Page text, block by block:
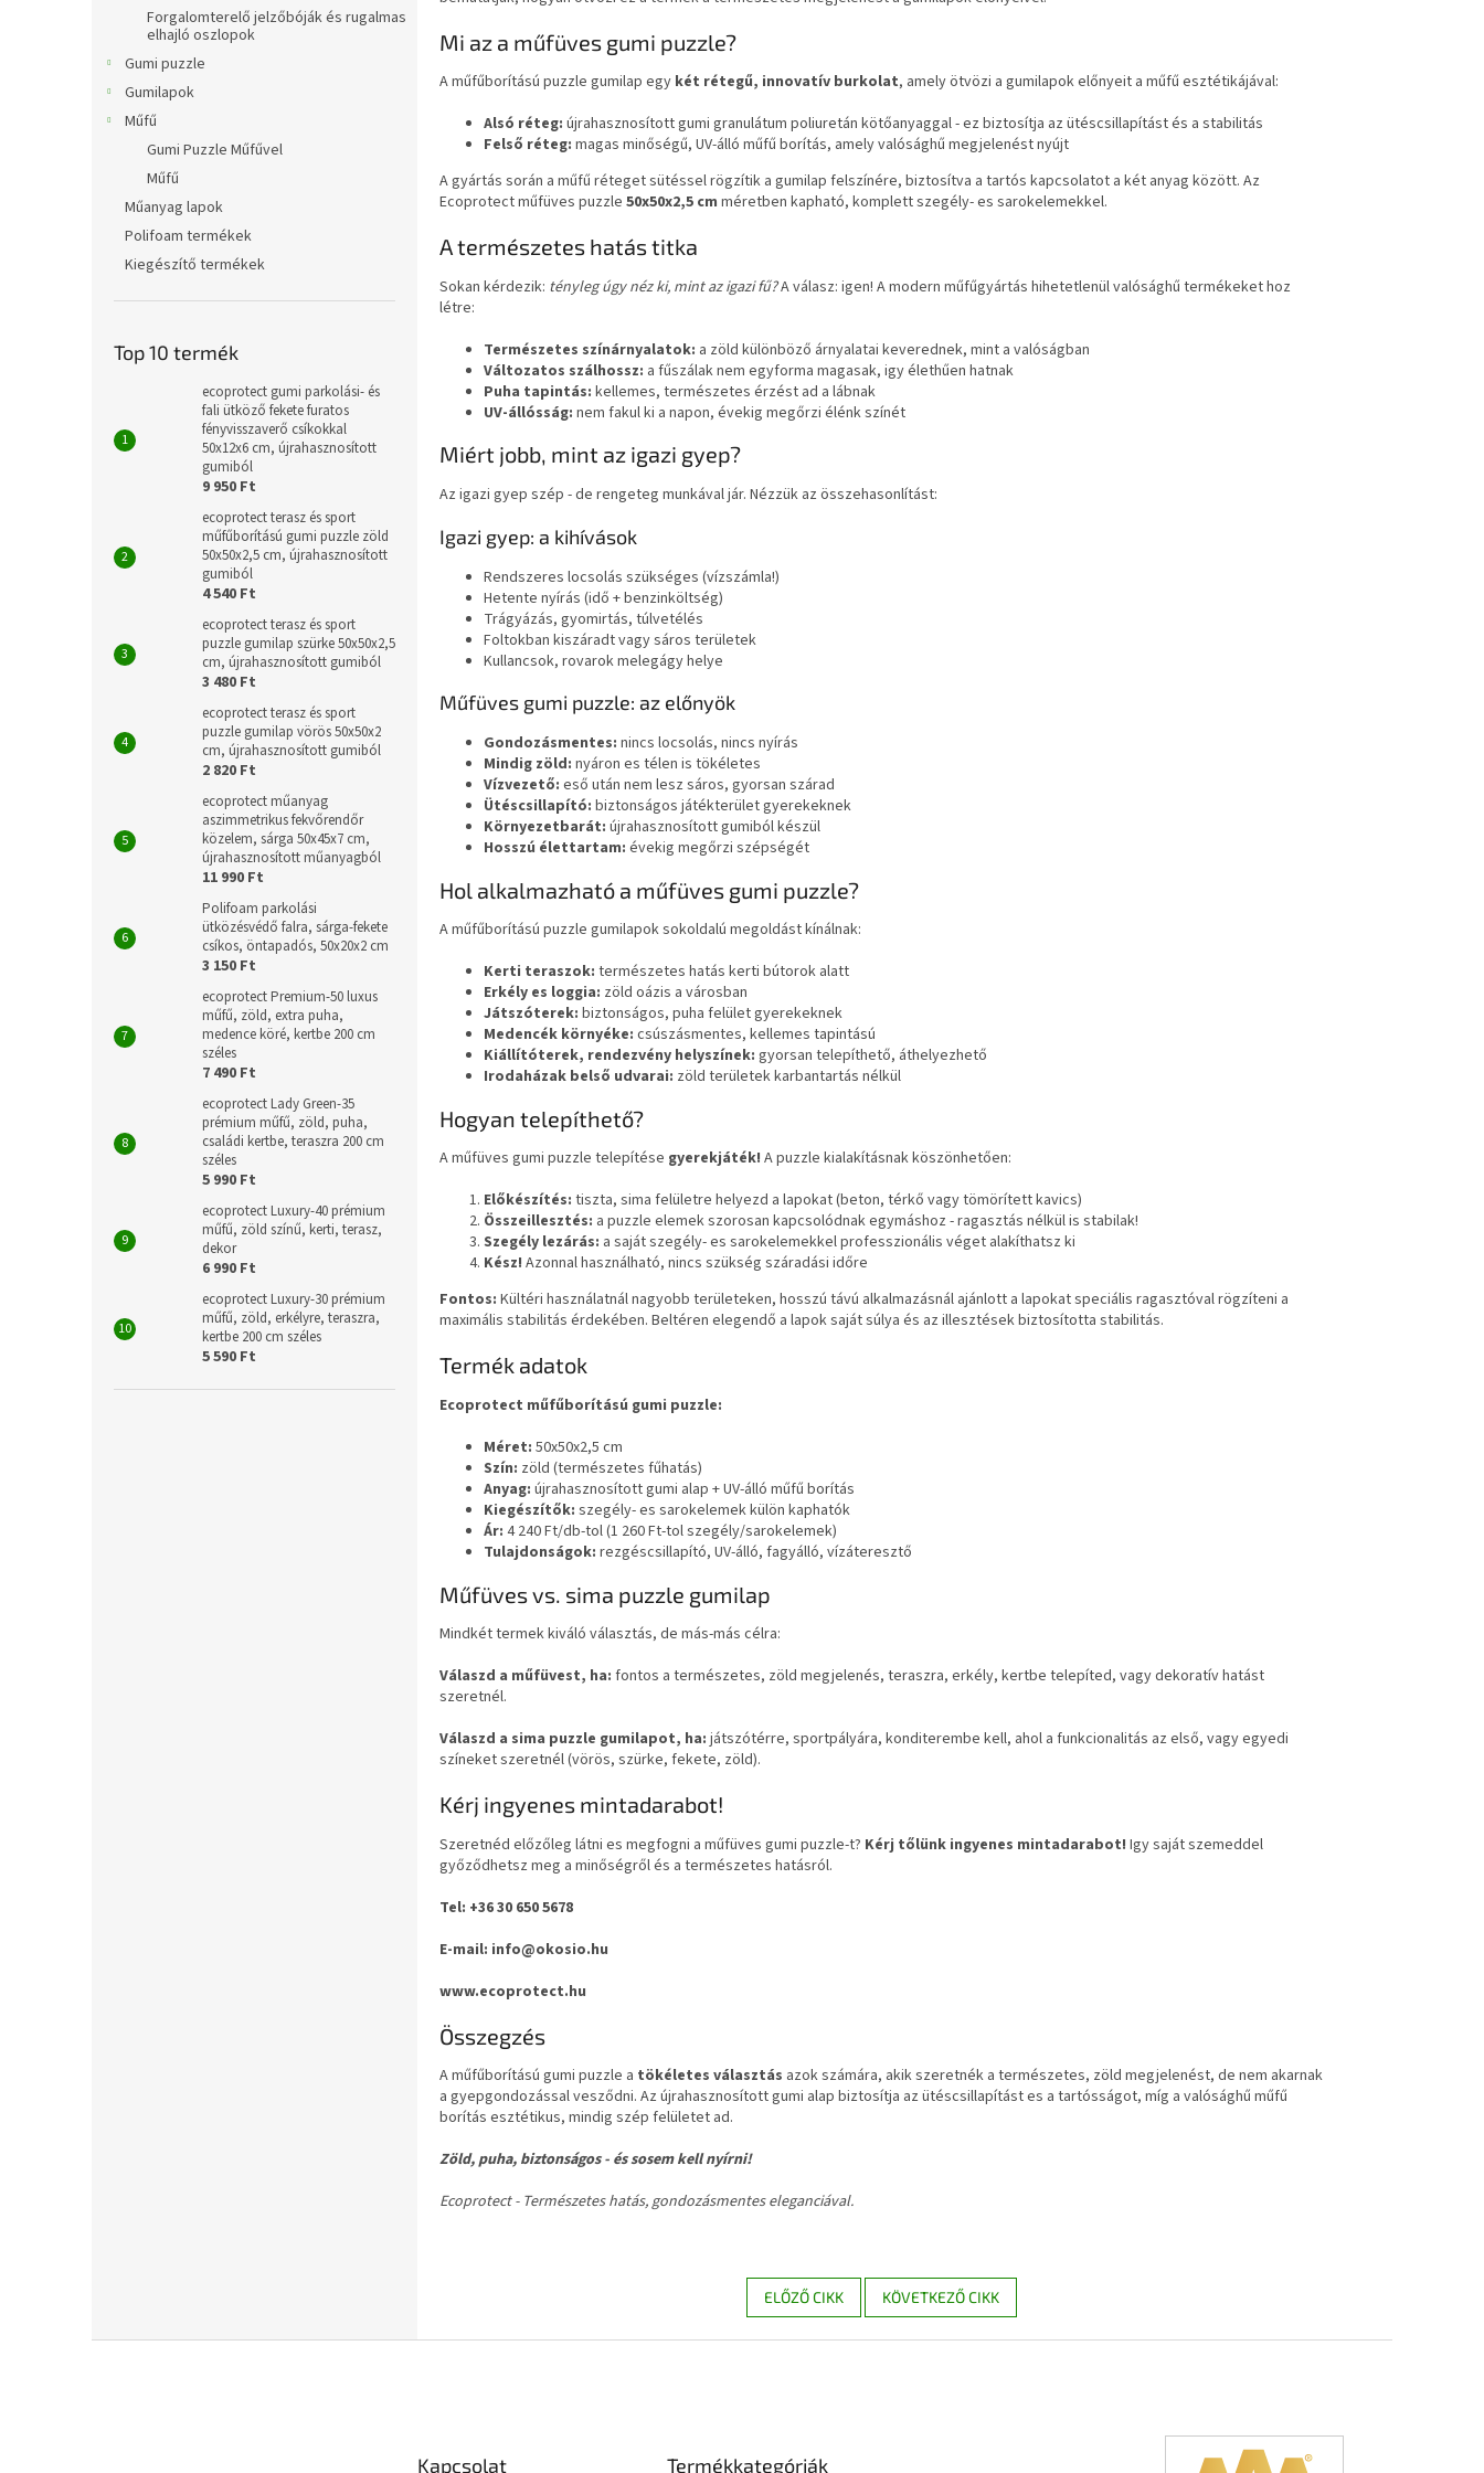
Forgalomterelő jelzőbóják és rugalmas
elhajló oszlopok
Gumi puzzle
Gumilapok
Műfű
Gumi Puzzle Műfűvel
Műfű
Műanyag lapok
Polifoam termékek
Kiegészítő termékek
Top 10 termék
ecoprotect gumi parkolási- és
fali ütköző fekete furatos
fényvisszaverő csíkokkal
50x12x6 cm, újrahasznosított
gumiból
9 950 Ft
ecoprotect terasz és sport
műfűborítású gumi puzzle zöld
50x50x2,5 cm, újrahasznosított
gumiból
4 540 Ft
ecoprotect terasz és sport
puzzle gumilap szürke 50x50x2,5
cm, újrahasznosított gumiból
3 480 Ft
ecoprotect terasz és sport
puzzle gumilap vörös 50x50x2
cm, újrahasznosított gumiból
2 820 Ft
ecoprotect műanyag
aszimmetrikus fekvőrendőr
közelem, sárga 50x45x7 cm,
újrahasznosított műanyagból
11 990 Ft
Polifoam parkolási
ütközésvédő falra, sárga-fekete
csíkos, öntapadós, 50x20x2 cm
3 150 Ft
ecoprotect Premium-50 luxus
műfű, zöld, extra puha,
medence köré, kertbe 200 cm
széles
7 490 Ft
ecoprotect Lady Green-35
prémium műfű, zöld, puha,
családi kertbe, teraszra 200 cm
széles
5 990 Ft
ecoprotect Luxury-40 prémium
műfű, zöld színű, kerti, terasz,
dekor
6 990 Ft
ecoprotect Luxury-30 prémium
műfű, zöld, erkélyre, teraszra,
kertbe 200 cm széles
5 590 Ft
Mi az a műfüves gumi puzzle?
A műfűborítású puzzle gumilap egy két rétegű, innovatív burkolat, amely ötvözi a gumilapok előnyeit a műfű esztétikájával:
Alsó réteg: újrahasznosított gumi granulátum poliuretán kötőanyaggal - ez biztosítja az ütéscsillapítást és a stabilitás
Felső réteg: magas minőségű, UV-álló műfű borítás, amely valósághű megjelenést nyújt
A gyártás során a műfű réteget sütéssel rögzítik a gumilap felszínére, biztosítva a tartós kapcsolatot a két anyag között. Az
Ecoprotect műfüves puzzle 50x50x2,5 cm méretben kapható, komplett szegély- es sarokelemekkel.
A természetes hatás titka
Sokan kérdezik: tényleg úgy néz ki, mint az igazi fű?A válasz: igen! A modern műfűgyártás hihetetlenül valósághű termékeket hoz
létre:
Természetes színárnyalatok: a zöld különböző árnyalatai keverednek, mint a valóságban
Változatos szálhossz: a fűszálak nem egyforma magasak, igy élethűen hatnak
Puha tapintás: kellemes, természetes érzést ad a lábnak
UV-állósság: nem fakul ki a napon, évekig megőrzi élénk színét
Miért jobb, mint az igazi gyep?
Az igazi gyep szép - de rengeteg munkával jár. Nézzük az összehasonlítást:
Igazi gyep: a kihívások
Rendszeres locsolás szükséges (vízszámla!)
Hetente nyírás (idő + benzinköltség)
Trágyázás, gyomirtás, túlvetélés
Foltokban kiszáradt vagy sáros területek
Kullancsok, rovarok melegágy helye
Műfüves gumi puzzle: az előnyök
Gondozásmentes: nincs locsolás, nincs nyírás
Mindig zöld: nyáron es télen is tökéletes
Vízvezető: eső után nem lesz sáros, gyorsan szárad
Ütéscsillapító: biztonságos játékterület gyerekeknek
Környezetbarát: újrahasznosított gumiból készül
Hosszú élettartam: évekig megőrzi szépségét
Hol alkalmazható a műfüves gumi puzzle?
A műfűborítású puzzle gumilapok sokoldalú megoldást kínálnak:
Kerti teraszok: természetes hatás kerti bútorok alatt
Erkély es loggia: zöld oázis a városban
Játszóterek: biztonságos, puha felület gyerekeknek
Medencék környéke: csúszásmentes, kellemes tapintású
Kiállítóterek, rendezvény helyszínek: gyorsan telepíthető, áthelyezhető
Irodaházak belső udvarai: zöld területek karbantartás nélkül
Hogyan telepíthető?
A műfüves gumi puzzle telepítése gyerekjáték! A puzzle kialakításnak köszönhetően:
Előkészítés: tiszta, sima felületre helyezd a lapokat (beton, térkő vagy tömörített kavics)
Összeillesztés: a puzzle elemek szorosan kapcsolódnak egymáshoz - ragasztás nélkül is stabilak!
Szegély lezárás: a saját szegély- es sarokelemekkel professzionális véget alakíthatsz ki
Kész! Azonnal használható, nincs szükség száradási időre
Fontos: Kültéri használatnál nagyobb területeken, hosszú távú alkalmazásnál ajánlott a lapokat speciális ragasztóval rögzíteni a
maximális stabilitás érdekében. Beltéren elegendő a lapok saját súlya és az illesztések biztosította stabilitás.
Termék adatok
Ecoprotect műfűborítású gumi puzzle:
Méret: 50x50x2,5 cm
Szín: zöld (természetes fűhatás)
Anyag: újrahasznosított gumi alap + UV-álló műfű borítás
Kiegészítők: szegély- es sarokelemek külön kaphatók
Ár: 4 240 Ft/db-tol (1 260 Ft-tol szegély/sarokelemek)
Tulajdonságok: rezgéscsillapító, UV-álló, fagyálló, vízáteresztő
Műfüves vs. sima puzzle gumilap
Mindkét termek kiváló választás, de más-más célra:
Válaszd a műfüvest, ha: fontos a természetes, zöld megjelenés, teraszra, erkély, kertbe telepíted, vagy dekoratív hatást
szeretnél.
Válaszd a sima puzzle gumilapot, ha: játszótérre, sportpályára, konditerembe kell, ahol a funkcionalitás az első, vagy egyedi
színeket szeretnél (vörös, szürke, fekete, zöld).
Kérj ingyenes mintadarabot!
Szeretnéd előzőleg látni es megfogni a műfüves gumi puzzle-t? Kérj tőlünk ingyenes mintadarabot! Igy saját szemeddel
győződhetsz meg a minőségről és a természetes hatásról.
Tel: +36 30 650 5678
E-mail: info@okosio.hu
www.ecoprotect.hu
Összegzés
A műfűborítású gumi puzzle a tökéletes választás azok számára, akik szeretnék a természetes, zöld megjelenést, de nem akarnak
a gyepgondozással vesződni. Az újrahasznosított gumi alap biztosítja az ütéscsillapítást es a tartósságot, míg a valósághű műfű
borítás esztétikus, mindig szép felületet ad.
Zöld, puha, biztonságos - és sosem kell nyírni!
Ecoprotect - Természetes hatás, gondozásmentes eleganciával.
ELŐZŐ CIKK KÖVETKEZŐ CIKK
Kapcsolat Termékkategóriák